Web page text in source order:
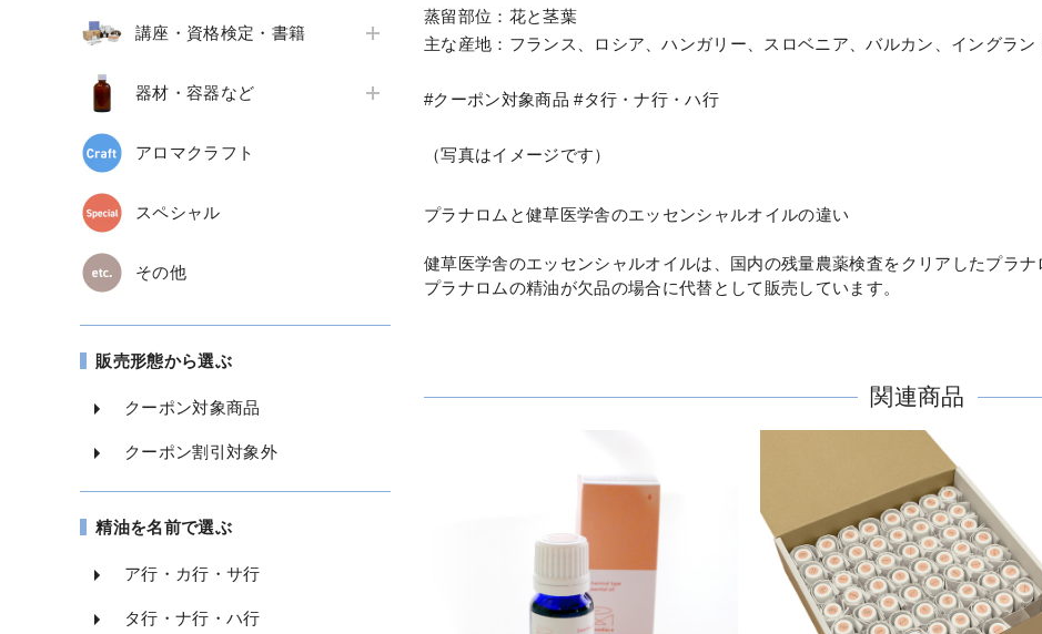
講座・資格検定・書籍
器材・容器など
アロマクラフト
スペシャル
その他
販売形態から選ぶ
クーポン対象商品
クーポン割引対象外
精油を名前で選ぶ
ア行・カ行・サ行
タ行・ナ行・ハ行
蒸留部位：花と茎葉
主な産地：フランス、ロシア、ハンガリー、スロベニア、バルカン、イングラン
#クーポン対象商品 #タ行・ナ行・ハ行
（写真はイメージです）
プラナロムと健草医学舎のエッセンシャルオイルの違い
健草医学舎のエッセンシャルオイルは、国内の残量農薬検査をクリアしたプラ
プラナロムの精油が欠品の場合に代替として販売しています。
関連商品